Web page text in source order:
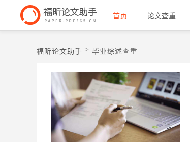
首页 论文查重
福昕论文助手 > 毕业综述查重